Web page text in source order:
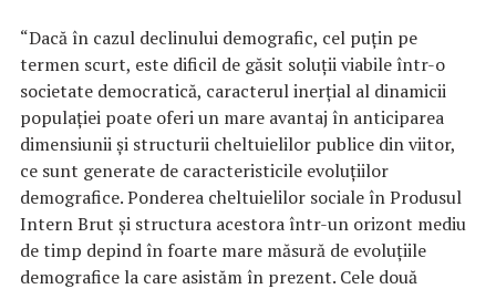
“Dacă în cazul declinului demografic, cel puţin pe
termen scurt, este dificil de găsit soluţii viabile într-o
societate democratică, caracterul inerţial al dinamicii
populaţiei poate oferi un mare avantaj în anticiparea
dimensiunii şi structurii cheltuielilor publice din viitor,
ce sunt generate de caracteristicile evoluţiilor
demografice. Ponderea cheltuielilor sociale în Produsul
Intern Brut şi structura acestora într-un orizont mediu
de timp depind în foarte mare măsură de evoluţiile
demografice la care asistăm în prezent. Cele două